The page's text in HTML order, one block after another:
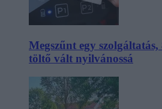
Megszűnt egy
töltő vált nyilvánossá